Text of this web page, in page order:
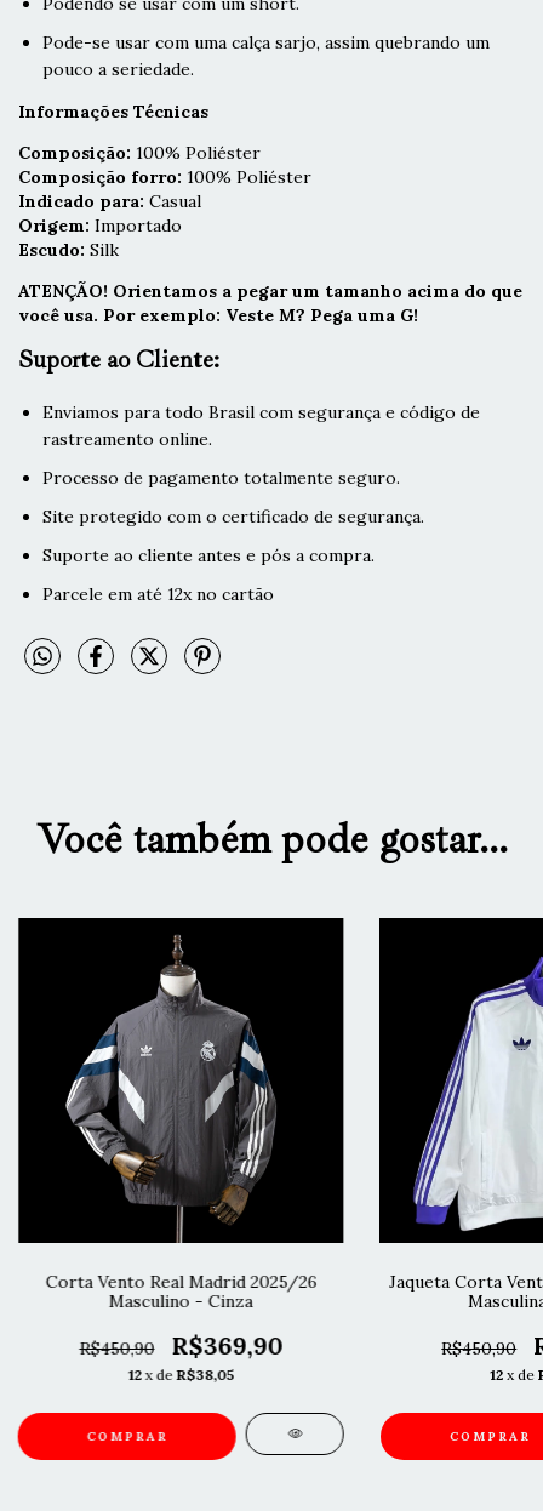
Pode-se usar com uma calça sarjo, assim quebrando um
pouco a seriedade.
Informações Técnicas
Composição: 100% Poliéster
Composição forro: 100% Poliéster
Indicado para: Casual
Origem: Importado
Escudo: Silk
ATENÇÃO! Orientamos a pegar um tamanho acima do que
você usa. Por exemplo: Veste M? Pega uma G!
Suporte ao Cliente:
Enviamos para todo Brasil com segurança e código de
rastreamento online.
Processo de pagamento totalmente seguro.
Site protegido com o certificado de segurança.
Suporte ao cliente antes e pós a compra.
Parcele em até 12x no cartão
Você também pode gostar...
Corta Vento Real Madrid 2025/26
Masculino - Cinza
R$450,90 R$369,90
12 x deR$38,05
COMPRAR
Jaqueta Corta
R$450,90
12 x de
COMPRAR